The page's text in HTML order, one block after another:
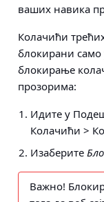
ваших навика
Колачићи
блокирани само
блокирање
прозорима:
Идите у
Колачићи >
Изаберите
Важно!